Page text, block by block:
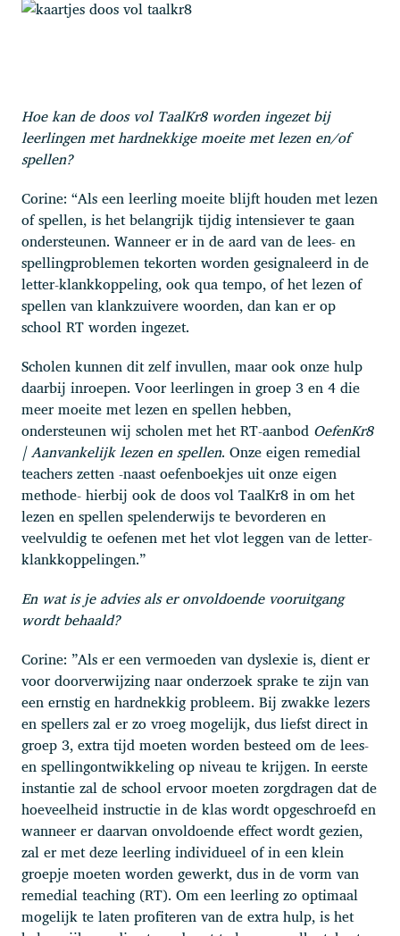
Hoe kan de doos vol TaalKr8 worden ingezet bij
leerlingen met hardnekkige moeite met lezen en/of
spellen?
Corine: “Als een leerling moeite blijft houden met lezen
of spellen, is het belangrijk tijdig intensiever te gaan
ondersteunen. Wanneer er in de aard van de lees- en
spellingproblemen tekorten worden gesignaleerd in de
letter-klankkoppeling, ook qua tempo, of het lezen of
spellen van klankzuivere woorden, dan kan er op
school RT worden ingezet.
Scholen kunnen dit zelf invullen, maar ook onze hulp
daarbij inroepen. Voor leerlingen in groep 3 en 4 die
meer moeite met lezen en spellen hebben,
ondersteunen wij scholen met het RT-aanbod OefenKr8
| Aanvankelijk lezen en spellen. Onze eigen remedial
teachers zetten -naast oefenboekjes uit onze eigen
methode- hierbij ook de doos vol TaalKr8 in om het
lezen en spellen spelenderwijs te bevorderen en
veelvuldig te oefenen met het vlot leggen van de letter-
klankkoppelingen.”
En wat is je advies als er onvoldoende vooruitgang
wordt behaald?
Corine: ”Als er een vermoeden van dyslexie is, dient er
voor doorverwijzing naar onderzoek sprake te zijn van
een ernstig en hardnekkig probleem. Bij zwakke lezers
en spellers zal er zo vroeg mogelijk, dus liefst direct in
groep 3, extra tijd moeten worden besteed om de lees-
en spellingontwikkeling op niveau te krijgen. In eerste
instantie zal de school ervoor moeten zorgdragen dat de
hoeveelheid instructie in de klas wordt opgeschroefd en
wanneer er daarvan onvoldoende effect wordt gezien,
zal er met deze leerling individueel of in een klein
groepje moeten worden gewerkt, dus in de vorm van
remedial teaching (RT). Om een leerling zo optimaal
mogelijk te laten profiteren van de extra hulp, is het